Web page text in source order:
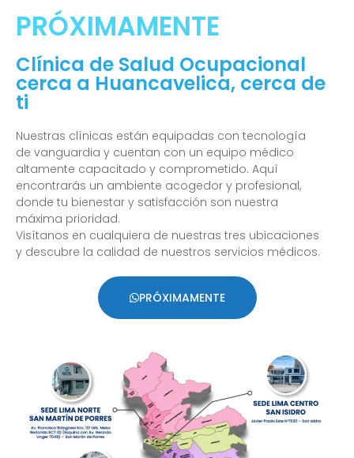
PRÓXIMAMENTE
Clínica de Salud Ocupacional
cerca a Huancavelica, cerca de
ti
Nuestras clínicas están equipadas con tecnología
de vanguardia y cuentan con un equipo médico
altamente capacitado y comprometido. Aquí
encontrarás un ambiente acogedor y profesional,
donde tu bienestar y satisfacción son nuestra
máxima prioridad.
Visítanos en cualquiera de nuestras tres ubicaciones
y descubre la calidad de nuestros servicios médicos.
PRÓXIMAMENTE